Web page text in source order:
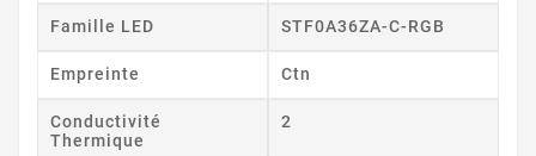
Famille LED STF0A36ZA-C-RGB
Empreinte Ctn
Conductivité
Thermique
2